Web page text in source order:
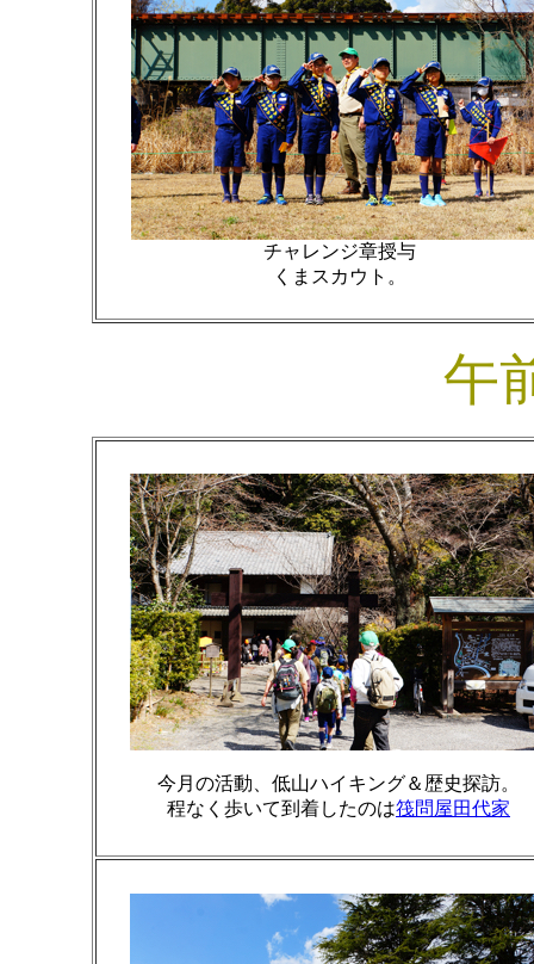
チャレンジ章授与
くまスカウト。
午
今月の活動、低山ハイキング＆歴史探訪。
程なく歩いて到着したのは筏問屋田代家